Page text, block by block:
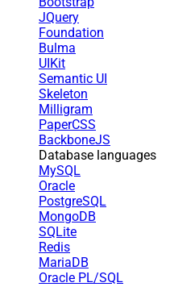
JQuery
Foundation
Bulma
UIKit
Semantic UI
Skeleton
Milligram
PaperCSS
BackboneJS
Database languages
MySQL
Oracle
PostgreSQL
MongoDB
SQLite
Redis
MariaDB
Oracle PL/SQL